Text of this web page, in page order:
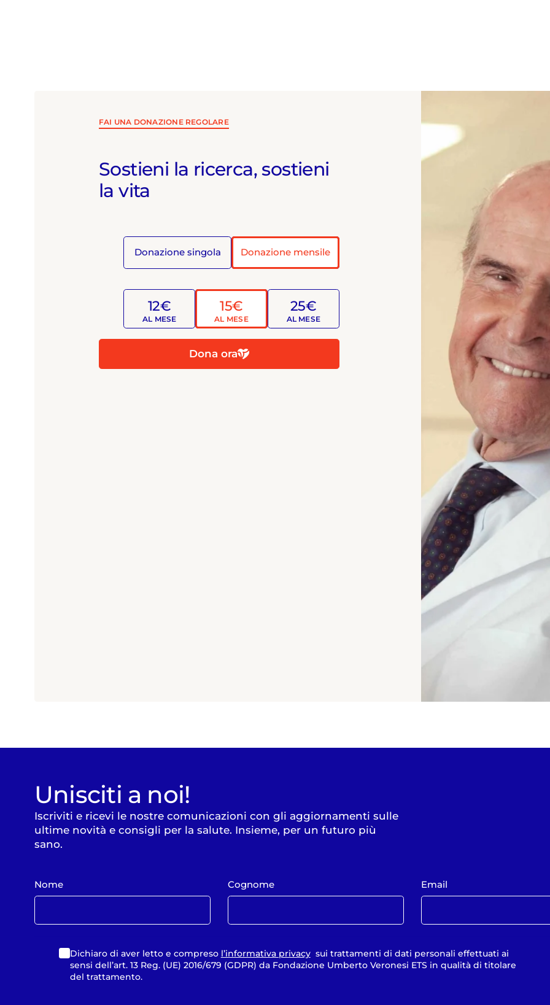
FAI UNA DONAZIONE REGOLARE
Sostieni la ricerca, sostieni
la vita
Donazione singola Donazione mensile
12€
AL MESE
15€
AL MESE
25€
AL MESE
Dona ora
Unisciti a noi!
Iscriviti e ricevi le nostre comunicazioni con gli aggiornamenti sulle
ultime novità e consigli per la salute. Insieme, per un futuro più
sano.
Nome Cognome Email
Dichiaro di aver letto e compreso l’informativa privacysui trattamenti di dati personali effettuati ai
sensi dell’art. 13 Reg. (UE) 2016/679 (GDPR) da Fondazione Umberto Veronesi ETS in qualità di titolare
del trattamento.